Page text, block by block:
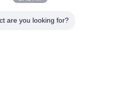
are you looking for?